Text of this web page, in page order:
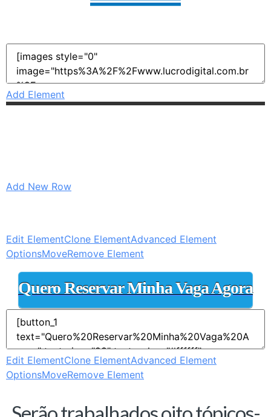
Add Element
Add New Row
Edit ElementClone ElementAdvanced Element
OptionsMoveRemove Element
Quero Reservar Minha Vaga Agora
Edit ElementClone ElementAdvanced Element
OptionsMoveRemove Element